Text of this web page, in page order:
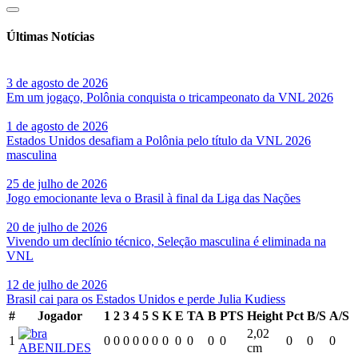
Últimas Notícias
3 de agosto de 2026
Em um jogaço, Polônia conquista o tricampeonato da VNL 2026
1 de agosto de 2026
Estados Unidos desafiam a Polônia pelo título da VNL 2026
masculina
25 de julho de 2026
Jogo emocionante leva o Brasil à final da Liga das Nações
20 de julho de 2026
Vivendo um declínio técnico, Seleção masculina é eliminada na
VNL
12 de julho de 2026
Brasil cai para os Estados Unidos e perde Julia Kudiess
#
Jogador 1 2 3 4 5 S K E TA B PTS Height Pct B/S A/S
1
ABENILDES
0 0 0 0 0 0 0 0 0 0 0
2,02
cm
0 0 0